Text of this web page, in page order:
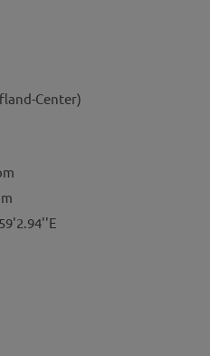
Center)